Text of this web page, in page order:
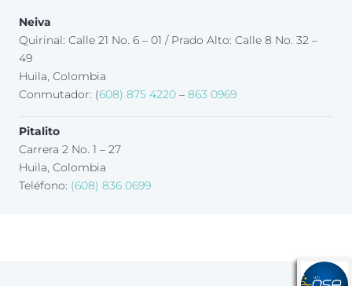
Neiva
Quirinal: Calle 21 No. 6 – 01 / Prado Alto: Calle 8 No. 32 –
49
Huila, Colombia
Conmutador: (608) 875 4220 – 863 0969
Pitalito
Carrera 2 No. 1 – 27
Huila, Colombia
Teléfono: (608) 836 0699